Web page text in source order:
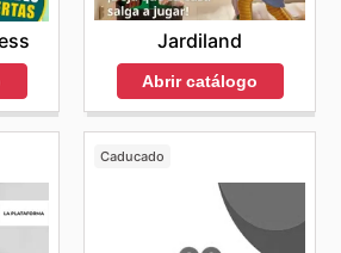
Jardiland
Abrir catálogo
Caducado